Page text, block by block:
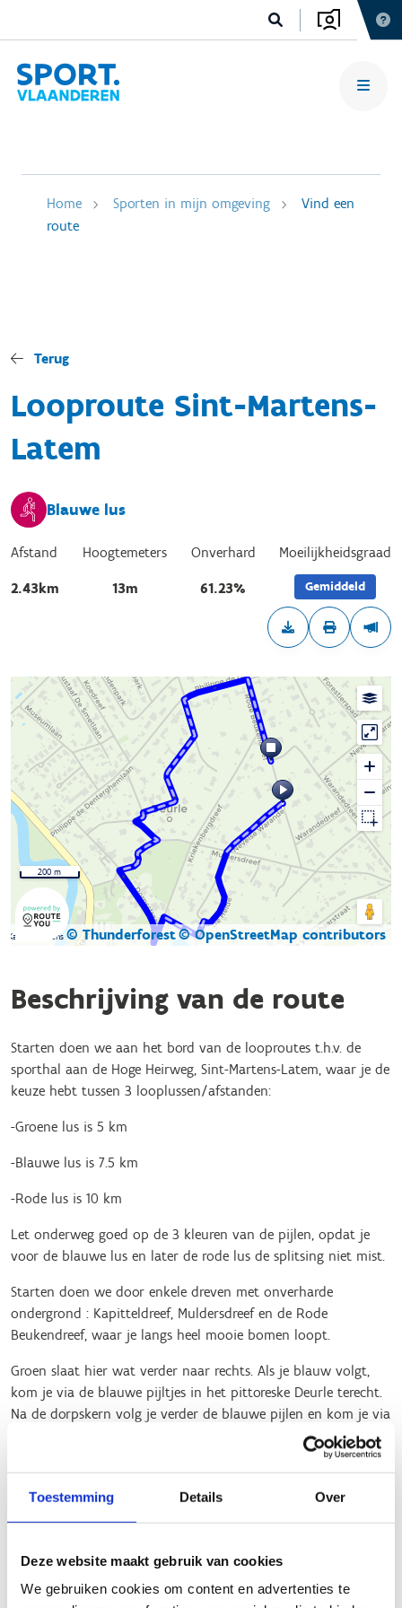
Toestemming Details Over
Deze website maakt gebruik van cookies
We gebruiken cookies om content en advertenties te
Home Sporten in mijn omgeving
Vind een
route
Terug
Looproute Sint-Martens-
Latem
Blauwe lus
Afstand
2.43km
Hoogtemeters
13m
Onverhard
61.23%
Moeilijkheidsgraad
Gemiddeld
Kaartgegevens © Thunderforest© OpenStreetMap contributors
200 m
Beschrijving van de route
Starten doen we aan het bord van de looproutes t.h.v. de
sporthal aan de Hoge Heirweg, Sint-Martens-Latem, waar je de
keuze hebt tussen 3 looplussen/afstanden:
-Groene lus is 5 km
-Blauwe lus is 7.5 km
-Rode lus is 10 km
Let onderweg goed op de 3 kleuren van de pijlen, opdat je
voor de blauwe lus en later de rode lus de splitsing niet mist.
Starten doen we door enkele dreven met onverharde
ondergrond : Kapitteldreef, Muldersdreef en de Rode
Beukendreef, waar je langs heel mooie bomen loopt.
Groen slaat hier wat verder naar rechts. Als je blauw volgt,
kom je via de blauwe pijltjes in het pittoreske Deurle terecht.
Na de dorpskern volg je verder de blauwe pijlen en kom je via
enkele dreven en onze beroemde mooie lindeboom, terug
richting Latem. Je komt ondertussen weer op het groene
parcours terecht. Na enkele dreven, kom je aan het golfterrein
terecht. Wat verder loopt het blauwe (ondertussen weer
groene) parcours terug naar de sporthal, maar wie de rode
Daarna volg je de Bosstraat, Eikeldreef en Berkenbosdreef,